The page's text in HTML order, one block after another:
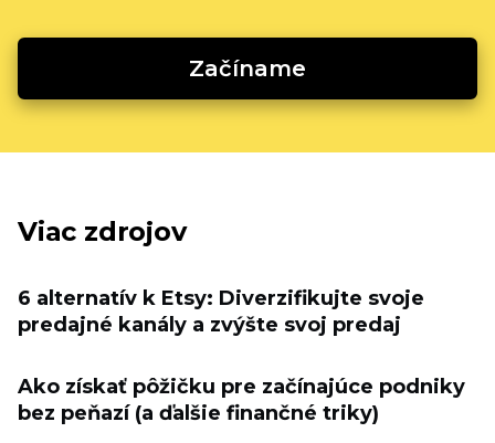
Začíname
Viac zdrojov
6 alternatív k Etsy: Diverzifikujte svoje
predajné kanály a zvýšte svoj predaj
Ako získať pôžičku pre začínajúce podniky
bez peňazí (a ďalšie finančné triky)